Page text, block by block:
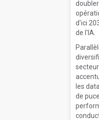
d'ici
de l'IA.
les
de